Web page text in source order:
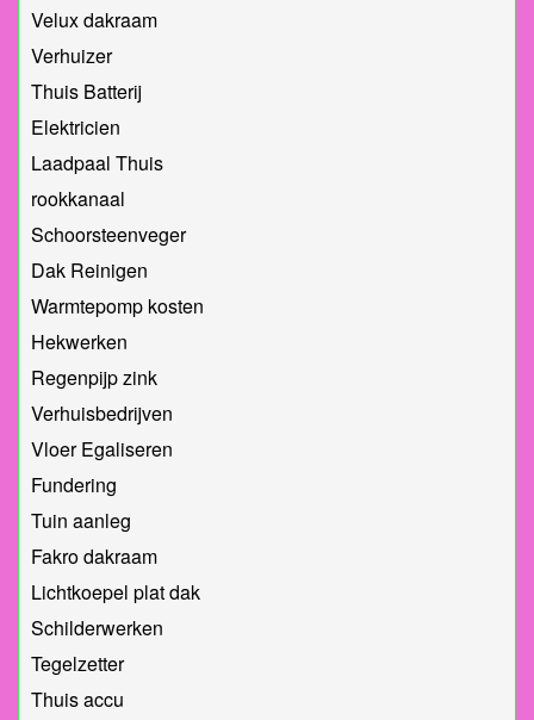
Velux dakraam
Verhuizer
Thuis Batterij
Elektricien
Laadpaal Thuis
rookkanaal
Schoorsteenveger
Dak Reinigen
Warmtepomp kosten
Hekwerken
Regenpijp zink
Verhuisbedrijven
Vloer Egaliseren
Fundering
Tuin aanleg
Fakro dakraam
Lichtkoepel plat dak
Schilderwerken
Tegelzetter
Thuis accu